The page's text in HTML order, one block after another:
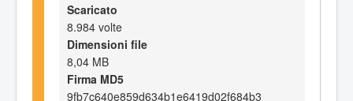
Scaricato
8.984 volte
Dimensioni file
8,04 MB
Firma MD5
9fb7c640e859d634b1e6419d02f684b3